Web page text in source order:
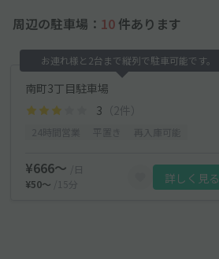
周辺の駐車場： 10 件あります
お連れ様と2台まで縦列で駐車可能です。
南町3丁目駐車場
3 （2件）
¥666〜
/日
¥50〜
/15分 詳しく見る